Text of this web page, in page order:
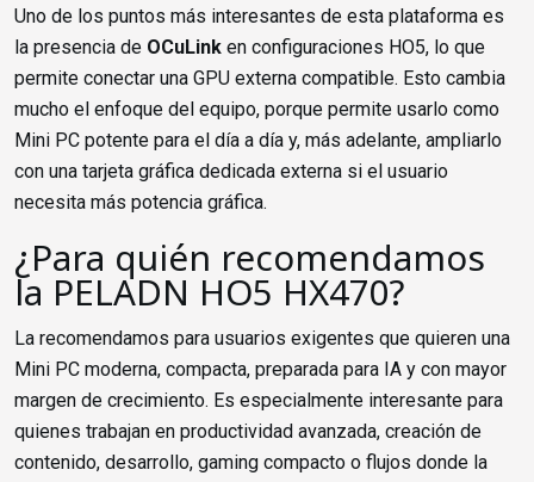
Uno de los puntos más interesantes de esta plataforma es
la presencia de OCuLink en configuraciones HO5, lo que
permite conectar una GPU externa compatible. Esto cambia
mucho el enfoque del equipo, porque permite usarlo como
Mini PC potente para el día a día y, más adelante, ampliarlo
con una tarjeta gráfica dedicada externa si el usuario
necesita más potencia gráfica.
¿Para quién recomendamos
la PELADN HO5 HX470?
La recomendamos para usuarios exigentes que quieren una
Mini PC moderna, compacta, preparada para IA y con mayor
margen de crecimiento. Es especialmente interesante para
quienes trabajan en productividad avanzada, creación de
contenido, desarrollo, gaming compacto o flujos donde la